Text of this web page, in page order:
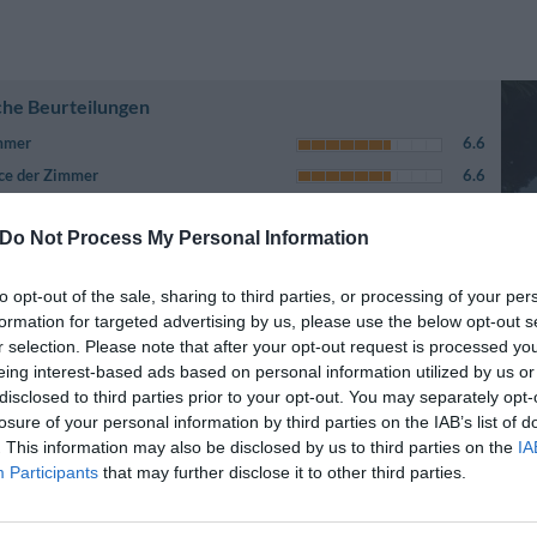
Do Not Process My Personal Information
opt-out of the sale, sharing to third parties, or processing of your
for targeted advertising by us, please use the below opt-out
selection. Please note that after your opt-out request is processed
interest-based ads based on personal information utilized by us
to third parties prior to your opt-out. You may separately
of your personal information by third parties on the IAB’s list of
This information may also be disclosed by us to third parties on the
Participants that may further disclose it to other third parties.
Beurteilungen
6.6
der Zimmer
6.6
seitens des Hotelpersonals
Stadt
6.6
8.8
Beschreibung auf der Webseite
4.4
8.1
8.1
Seite 1-1